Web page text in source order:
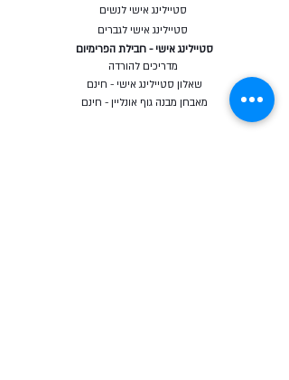
סטיילינג אישי לנשים
סטיילינג אישי לגברים
סטיילינג אישי - חבילת הפרימיום
מדריכים להורדה
שאלון סטיילינג אישי - חינם
מאבחן מבנה גוף אונליין - חינם